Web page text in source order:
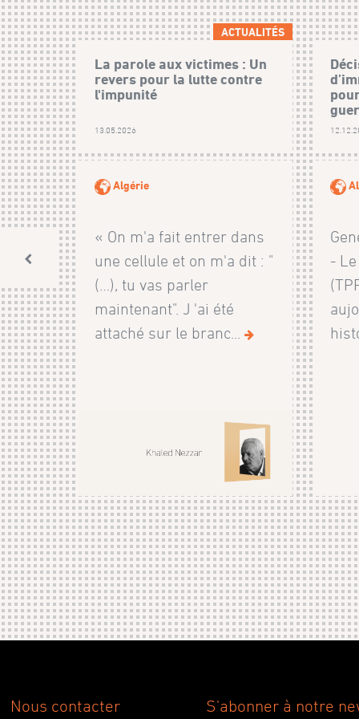
ACTUALITÉS
La parole aux victimes : Un
revers pour la lutte contre
l'impunité
13.05.2026
Algérie
« On m'a fait entrer dans
une cellule et on m'a dit : "
(…), tu vas parler
maintenant". J 'ai été
attaché sur le branc...
-
Nous contacter S'abonner à notre